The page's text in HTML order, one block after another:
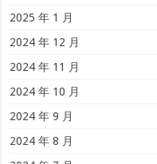
2025 年 1 月
2024 年 12 月
2024 年 11 月
2024 年 10 月
2024 年 9 月
2024 年 8 月